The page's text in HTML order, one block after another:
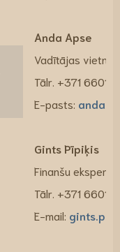
Anda Apse
Vadītājas
Tālr. +371
E-pasts:
Gints Pīpiķis
Finanšu eksperts
Tālr. +371
E-mail: